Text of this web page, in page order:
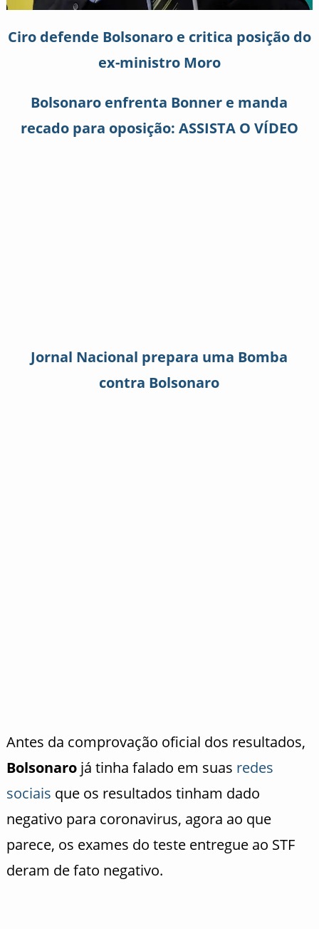
Ciro defende Bolsonaro e critica posição do
ex-ministro Moro
Bolsonaro enfrenta Bonner e manda
recado para oposição: ASSISTA O VÍDEO
Jornal Nacional prepara uma Bomba
contra Bolsonaro
Antes da comprovação oficial dos resultados,
Bolsonarojá tinha falado em suas redes
sociais que os resultados tinham dado
negativo para coronavirus, agora ao que
parece, os exames do teste entregue ao STF
deram de fato negativo.